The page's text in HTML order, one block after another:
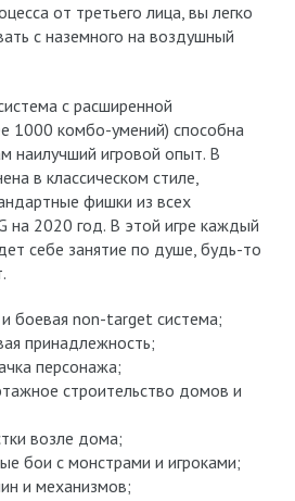
от третьего лица, вы легко
с наземного на воздушный
с расширенной
1000 комбо-умений) способна
наилучший игровой опыт. В
в классическом стиле,
фишки из всех
на 2020 год. В этой игре каждый
себе занятие по душе, будь-то
боевая non-target система;
принадлежность;
персонажа;
строительство домов и
возле дома;
бои с монстрами и игроками;
и механизмов;